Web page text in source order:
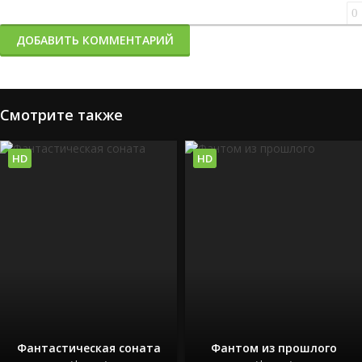
0
ДОБАВИТЬ КОММЕНТАРИЙ
Смотрите также
Фантастическая соната
HD
Фантом из прошлого
HD